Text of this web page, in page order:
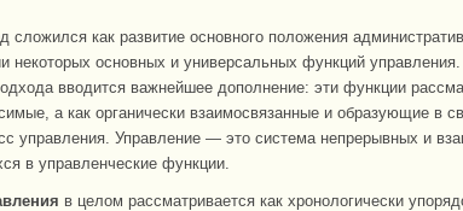
сложился как развитие основного положения
некоторых основных и универсальных функций
вводится важнейшее дополнение: эти функции
а как органически взаимосвязанные и образующие в
управления. Управление — это система непрерывных и
в управленческие функции.
в целом рассматривается как хронологически